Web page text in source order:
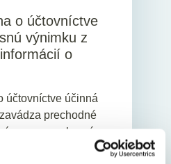
o účtovníctve
výnimku z
o
účtovníctve účinná
prechodné
sa pre vybrané